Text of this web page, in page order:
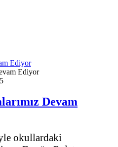
Ediyor
Devam
okullardaki